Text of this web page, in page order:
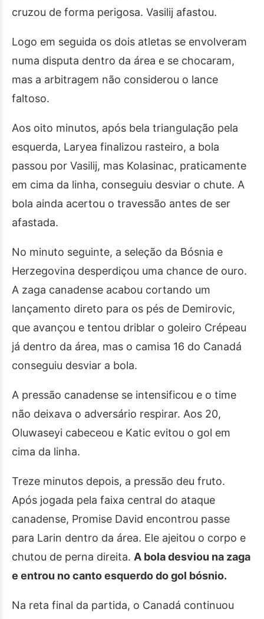
cruzou de forma perigosa. Vasilij afastou.
Logo em seguida os dois atletas se envolveram
numa disputa dentro da área e se chocaram,
mas a arbitragem não considerou o lance
faltoso.
Aos oito minutos, após bela triangulação pela
esquerda, Laryea finalizou rasteiro, a bola
passou por Vasilij, mas Kolasinac, praticamente
em cima da linha, conseguiu desviar o chute. A
bola ainda acertou o travessão antes de ser
afastada.
No minuto seguinte, a seleção da Bósnia e
Herzegovina desperdiçou uma chance de ouro.
A zaga canadense acabou cortando um
lançamento direto para os pés de Demirovic,
que avançou e tentou driblar o goleiro Crépeau
já dentro da área, mas o camisa 16 do Canadá
conseguiu desviar a bola.
A pressão canadense se intensificou e o time
não deixava o adversário respirar. Aos 20,
Oluwaseyi cabeceou e Katic evitou o gol em
cima da linha.
Treze minutos depois, a pressão deu fruto.
Após jogada pela faixa central do ataque
canadense, Promise David encontrou passe
para Larin dentro da área. Ele ajeitou o corpo e
chutou de perna direita. A bola desviou na zaga
e entrou no canto esquerdo do gol bósnio.
Na reta final da partida, o Canadá continuou